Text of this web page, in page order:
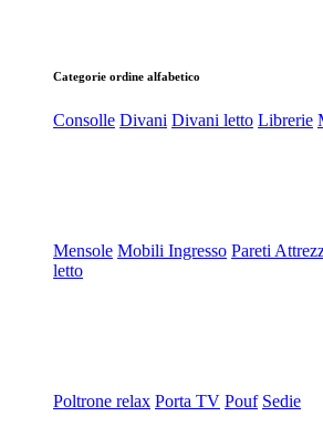
Categorie ordine alfabetico
Consolle Divani Divani letto Librerie
Mensole Mobili Ingresso Pareti
letto
Poltrone relax Porta TV Pouf Sedie